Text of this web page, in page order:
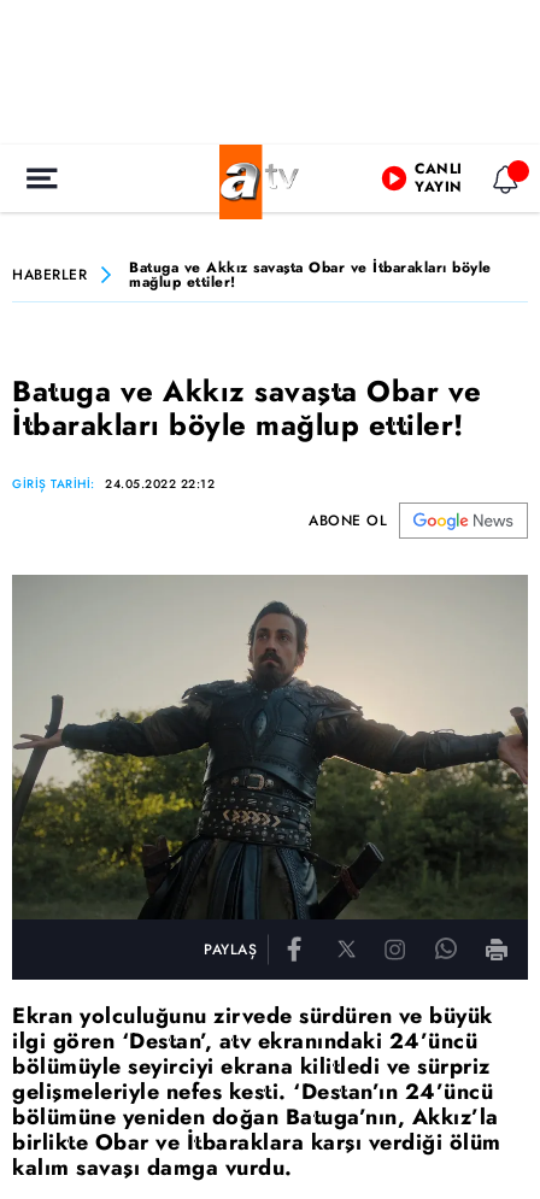
CANLI
YAYIN
HABERLER Batuga ve Akkız savaşta Obar ve İtbarakları böyle
mağlup ettiler!
Batuga ve Akkız savaşta Obar ve
İtbarakları böyle mağlup ettiler!
GİRİŞ TARİHİ: 24.05.2022 22:12
ABONE OL
PAYLAŞ
Ekran yolculuğunu zirvede sürdüren ve büyük
ilgi gören ‘Destan’, atv ekranındaki 24’üncü
bölümüyle seyirciyi ekrana kilitledi ve sürpriz
gelişmeleriyle nefes kesti. ‘Destan’ın 24’üncü
bölümüne yeniden doğan Batuga’nın, Akkız’la
birlikte Obar ve İtbaraklara karşı verdiği ölüm
kalım savaşı damga vurdu.